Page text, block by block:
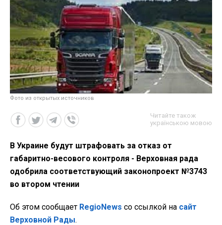
Фото из открытых источников
Читайте також
українською мовою
В Украине будут штрафовать за отказ от
габаритно-весового контроля - Верховная рада
одобрила соответствующий законопроект №3743
во втором чтении
Об этом сообщает RegioNews со ссылкой на сайт
Верховной Рады.